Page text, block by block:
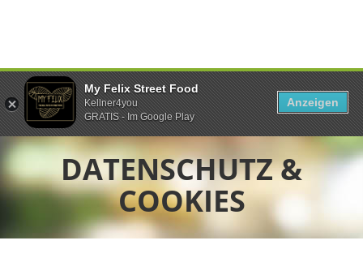
DATENSCHUTZ &
COOKIES
My Felix Street Food
Kellner4you
GRATIS - Im Google Play
Anzeigen